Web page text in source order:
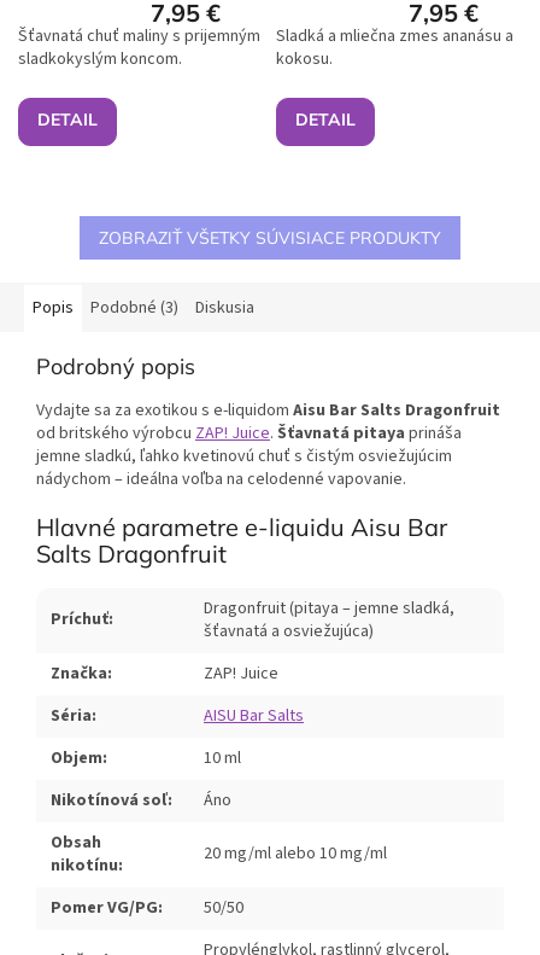
7,95 €
DETAIL
Šťavnatá chuť maliny s prijemným
sladkokyslým koncom.
7,95 €
DETAIL
Sladká a mliečna zmes ananásu a
kokosu.
ZOBRAZIŤ VŠETKY SÚVISIACE PRODUKTY
Popis Podobné (3) Diskusia
Podrobný popis
Vydajte sa za exotikou s e-liquidom Aisu Bar Salts Dragonfruit
od britského výrobcu ZAP! Juice. Šťavnatá pitaya prináša
jemne sladkú, ľahko kvetinovú chuť s čistým osviežujúcim
nádychom – ideálna voľba na celodenné vapovanie.
Hlavné parametre e-liquidu Aisu Bar
Salts Dragonfruit
Príchuť:
Dragonfruit (pitaya – jemne sladká,
šťavnatá a osviežujúca)
Značka:
ZAP! Juice
Séria:
AISU Bar Salts
Objem:
10 ml
Nikotínová soľ:
Áno
Obsah
nikotínu:
20 mg/ml alebo 10 mg/ml
Pomer VG/PG: 50/50
Propylénglykol, rastlinný glycerol,